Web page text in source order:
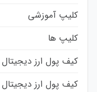
کلیپ آموزشی
کلیپ ها
کیف پول ارز دیجیتال
کیف پول ارز دیجیتال